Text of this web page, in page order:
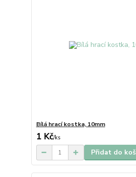
Bílá hrací kostka, 10mm
1 Kč/ks
Přidat do